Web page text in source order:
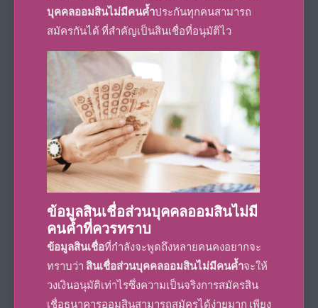
บุคคลออมสินไม่มีคนค้ำประกันทุกคนสามารถ
สมัครกันได้ ที่สำคัญเป็นสินเชื่อที่อนุมัติไว
ข้อมูลสินเชื่อส่วนบุคคลออมสินไม่มี
คนค้ำที่ควรทราบ
ข้อมูลสินเชื่อที่กำลังจะพูดถึงหลายคนคงอยากจะ
ทราบว่า สินเชื่อส่วนบุคคลออมสินไม่มีคนค้ำจะให้
วงเงินอนุมัติเท่าไรซึ่งความเป็นจริงการสมัครสิน
เชื่อธนาคารออมสินสามารถสมัครได้ง่ายมาก เพียง